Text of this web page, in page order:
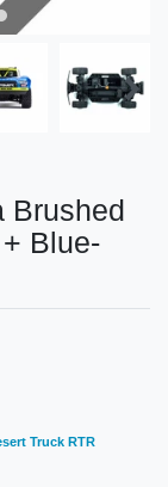
Brushed
Blue-
Truck RTR